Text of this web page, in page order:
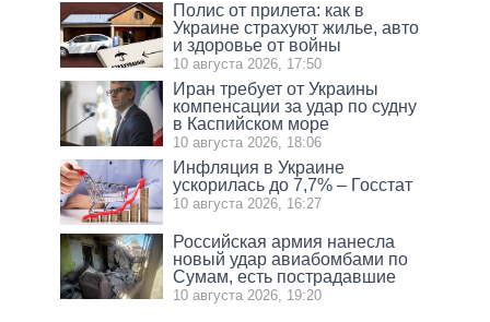
Полис от прилета: как в
Украине страхуют жилье, авто
и здоровье от войны
10 августа 2026, 17:50
Иран требует от Украины
компенсации за удар по судну
в Каспийском море
10 августа 2026, 18:06
Инфляция в Украине
ускорилась до 7,7% – Госстат
10 августа 2026, 16:27
Российская армия нанесла
новый удар авиабомбами по
Сумам, есть пострадавшие
10 августа 2026, 19:20